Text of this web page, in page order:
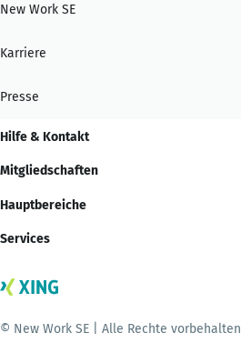
New Work SE
Karriere
Presse
Hilfe & Kontakt
Mitgliedschaften
Hauptbereiche
Services
© New Work SE | Alle Rechte vorbehalten